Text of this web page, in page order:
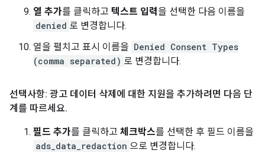
열 추가를 클릭하고 텍스트 입력을 선택한 다음 이름을
denied 로 변경합니다.
열을 펼치고 표시 이름을 Denied Consent Types
(comma separated) 로 변경합니다.
선택사항: 광고 데이터 삭제에 대한 지원을 추가하려면 다음 단
계를 따르세요.
필드 추가를 클릭하고 체크박스를 선택한 후 필드 이름을
ads_data_redaction 으로 변경합니다.